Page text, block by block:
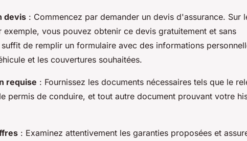
devis : Commencez par demander un devis d'assurance. Sur
exemple, vous pouvez obtenir ce devis gratuitement et sans
de remplir un formulaire avec des informations
et les couvertures souhaitées.
requise : Fournissez les documents nécessaires tels que le
permis de conduire, et tout autre document prouvant votre
: Examinez attentivement les garanties proposées et